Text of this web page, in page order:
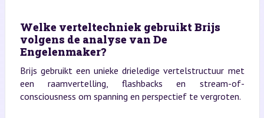
Welke verteltechniek gebruikt Brijs
volgens de analyse van De
Engelenmaker?
Brijs gebruikt een unieke drieledige vertelstructuur met
een raamvertelling, flashbacks en stream-of-
consciousness om spanning en perspectief te vergroten.